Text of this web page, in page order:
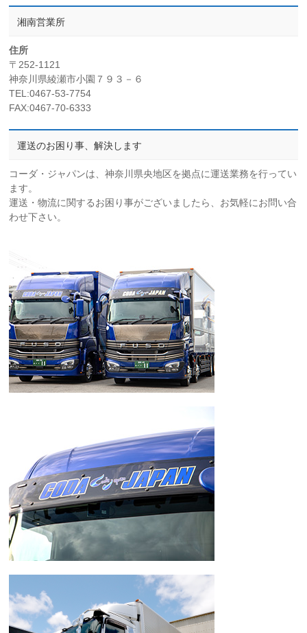
湘南営業所
住所
〒252-1121
神奈川県綾瀬市小園７９３－６
TEL:0467-53-7754
FAX:0467-70-6333
運送のお困り事、解決します
コーダ・ジャパンは、神奈川県央地区を拠点に運送業務を行ってい
ます。
運送・物流に関するお困り事がございましたら、お気軽にお問い合
わせ下さい。